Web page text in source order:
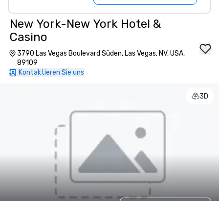
New York-New York Hotel &
Casino
3790 Las Vegas Boulevard Süden, Las Vegas, NV, USA,
89109
Kontaktieren Sie uns
3D